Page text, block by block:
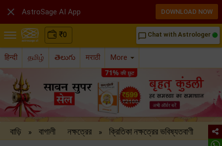
₹0 chat_bubble_outline Chat with Astrologer
हिन्दी தமிழ் తెలుగు मराठी More
বাড়ি » বাগালী নক্ষত্রের » ক্রিতিকা নক্ষত্রের ভবিষ্যতবাণী
 AstroSage AI App DOWNLOAD NOW